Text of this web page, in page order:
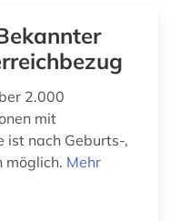
2.000
mit
ist nach Geburts-,
möglich. Mehr